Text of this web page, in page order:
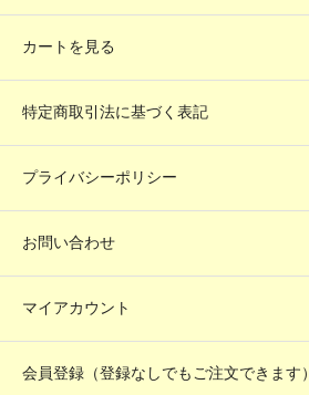
カートを見る
特定商取引法に基づく表記
プライバシーポリシー
お問い合わせ
マイアカウント
会員登録（登録なしでもご注文できます）